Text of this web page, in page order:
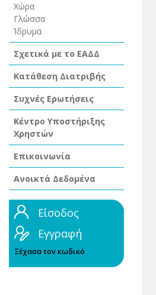
Χώρα
Γλώσσα
Ίδρυμα
Σχετικά με το ΕΑΔΔ
Κατάθεση Διατριβής
Συχνές Ερωτήσεις
Κέντρο Υποστήριξης
Χρηστών
Επικοινωνία
Ανοικτά Δεδομένα
Είσοδος
Εγγραφή
Ξέχασα τον κωδικό